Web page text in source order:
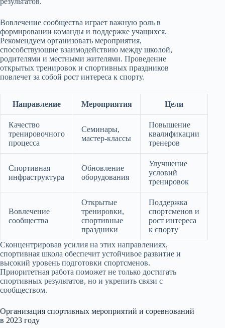
Вовлечение сообщества играет важную роль в
формировании команды и поддержке учащихся.
Рекомендуем организовать мероприятия,
способствующие взаимодействию между школой,
родителями и местными жителями. Проведение
открытых тренировок и спортивных праздников
повлечет за собой рост интереса к спорту.
Направление Мероприятия Цели
Качество
тренировочного
процесса
Семинары,
мастер-классы
Повышение
квалификации
тренеров
Спортивная
инфраструктура
Обновление
оборудования
Улучшение
условий
тренировок
Вовлечение
сообщества
Открытые
тренировки,
спортивные
праздники
Поддержка
спортсменов и
рост интереса
к спорту
Сконцентрировав усилия на этих направлениях,
спортивная школа обеспечит устойчивое развитие и
высокий уровень подготовки спортсменов.
Приоритетная работа поможет не только достигать
спортивных результатов, но и укрепить связи с
сообществом.
Организация спортивных мероприятий и соревнований
в 2023 году